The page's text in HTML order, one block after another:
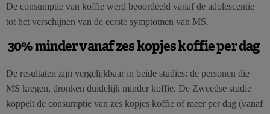
De consumptie van koffie werd beoordeeld vanaf de adolescentie
tot het verschijnen van de eerste symptomen van MS.
30% minder vanaf zes kopjes koffie per dag
De resultaten zijn vergelijkbaar in beide studies: de personen die
MS kregen, dronken duidelijk minder koffie. De Zweedse studie
koppelt de consumptie van zes kopjes koffie of meer per dag (vanaf